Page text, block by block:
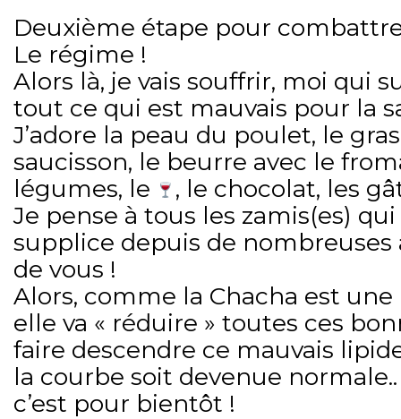
Deuxième étape pour
Le régime !
Alors là, je vais souffrir, moi qui
tout ce qui est mauvais pour la
J’adore la peau du poulet, le
saucisson, le beurre avec le
légumes, le
, le chocolat, les
Je pense à tous les zamis(es)
supplice depuis de nombreuses
de vous !
Alors, comme la Chacha est une
elle va « réduire » toutes ces
faire descendre ce mauvais
la courbe soit devenue
c’est pour bientôt !